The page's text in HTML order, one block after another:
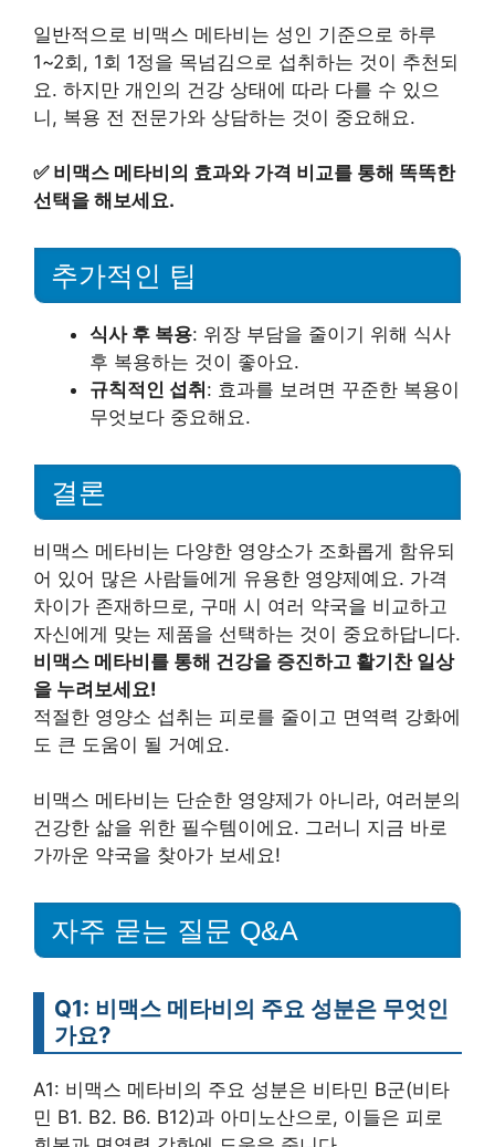
일반적으로 비맥스 메타비는 성인 기준으로 하루
1~2회, 1회 1정을 목넘김으로 섭취하는 것이 추천되
요. 하지만 개인의 건강 상태에 따라 다를 수 있으
니, 복용 전 전문가와 상담하는 것이 중요해요.
✅ 비맥스 메타비의 효과와 가격 비교를 통해 똑똑한
선택을 해보세요.
추가적인 팁
식사 후 복용: 위장 부담을 줄이기 위해 식사
후 복용하는 것이 좋아요.
규칙적인 섭취 : 효과를 보려면 꾸준한 복용이
무엇보다 중요해요.
결론
비맥스 메타비는 다양한 영양소가 조화롭게 함유되
어 있어 많은 사람들에게 유용한 영양제예요. 가격
차이가 존재하므로, 구매 시 여러 약국을 비교하고
자신에게 맞는 제품을 선택하는 것이 중요하답니다.
비맥스 메타비를 통해 건강을 증진하고 활기찬 일상
을 누려보세요!
적절한 영양소 섭취는 피로를 줄이고 면역력 강화에
도 큰 도움이 될 거예요.
비맥스 메타비는 단순한 영양제가 아니라, 여러분의
건강한 삶을 위한 필수템이에요. 그러니 지금 바로
가까운 약국을 찾아가 보세요!
자주 묻는 질문 Q&A
Q1: 비맥스 메타비의 주요 성분은 무엇인
가요?
A1: 비맥스 메타비의 주요 성분은 비타민 B군(비타
민 B1. B2. B6. B12)과 아미노산으로, 이들은 피로